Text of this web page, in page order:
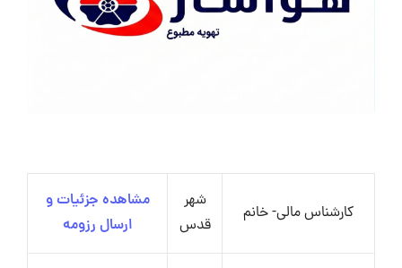
کارشناس مالی- خانم
شهر
قدس
مشاهده جزئیات و
ارسال رزومه